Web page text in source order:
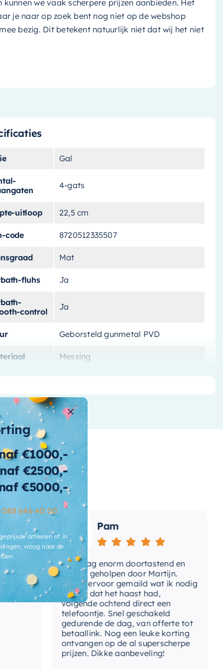
we vaak scherpere prijzen aanbieden. Het
je naar op zoek bent nog niet op de webshop
bezig. Dit betekent natuurlijk niet dat wij het niet
Gal
4-gats
uitloop 22,5 cm
code 8720512335507
Mat
fluhs Ja
control
Ja
Geborsteld gunmetal PVD
Messing
Ja
inbouwdeel Ja
Ja
uitloop Ja
Nee
Pam
Vandaag enorm doortastend en
prettig geholpen door Martijn.
Avond ervoor gemaild wat ik nodig
had en dat het haast had,
volgende ochtend direct een
telefoontje. Snel geschakeld
gedurende de dag, van offerte tot
betaallink. Nog een leuke korting
ontvangen op de al superscherpe
prijzen. Dikke aanbeveling!
€1000,-
€2500,-
€5000,-
088 646 40 00
artikelen of in
vraag naar de